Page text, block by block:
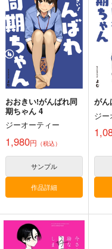
神座万象・第十四機
関
専売 2,178円（税込）
オリジナル
サンプル
巡
展
産経
1,300
いました3
さらなみ
2,200円（税込）
サンプル
作品詳細
880
確定申告締切直前SP
おおきい!がんばれ同
期ちゃん 4
ジーオーティー
1,980円 （税込）
サンプル
作品詳細
がん
ジー